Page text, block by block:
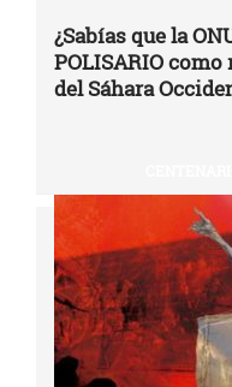
¿Sabías que la
POLISARIO
del Sáhara